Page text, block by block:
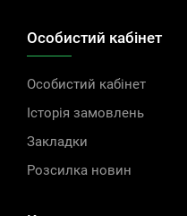
Особистий кабінет
Особистий кабінет
Історія замовлень
Закладки
Розсилка новин